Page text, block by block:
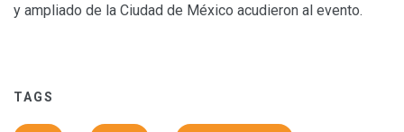
y ampliado de la Ciudad de México acudieron al evento.
TAGS